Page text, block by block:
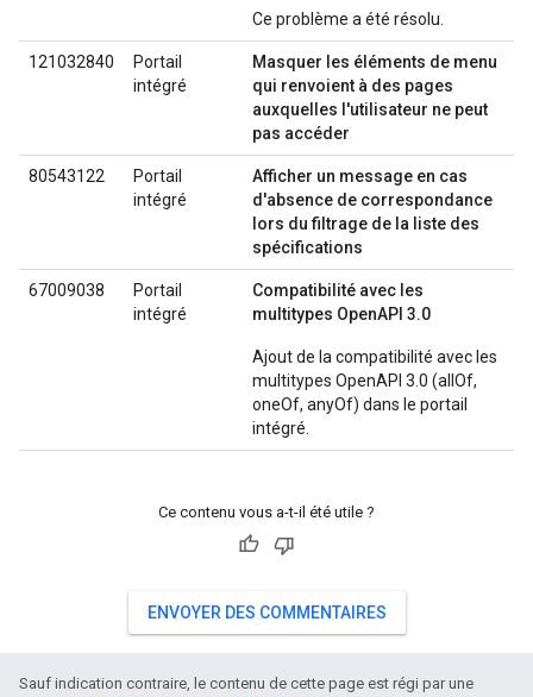
Ce problème a été résolu.
121032840
Portail
intégré
Masquer les éléments de menu
qui renvoient à des pages
auxquelles l'utilisateur ne peut
pas accéder
80543122
Portail
intégré
Afficher un message en cas
d'absence de correspondance
lors du filtrage de la liste des
spécifications
67009038
Portail
intégré
Compatibilité avec les
multitypes OpenAPI 3.0
Ajout de la compatibilité avec les
multitypes OpenAPI 3.0 (allOf,
oneOf, anyOf) dans le portail
intégré.
Ce contenu vous a-t-il été utile ?
ENVOYER DES COMMENTAIRES
Sauf indication contraire, le contenu de cette page est régi par une